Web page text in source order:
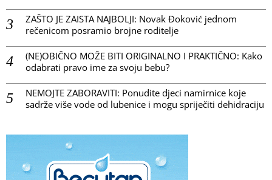
ZAŠTO JE ZAISTA NAJBOLJI: Novak Đoković jednom
rečenicom posramio brojne roditelje
(NE)OBIČNO MOŽE BITI ORIGINALNO I PRAKTIČNO: Kako
odabrati pravo ime za svoju bebu?
NEMOJTE ZABORAVITI: Ponudite djeci namirnice koje
sadrže više vode od lubenice i mogu spriječiti dehidraciju